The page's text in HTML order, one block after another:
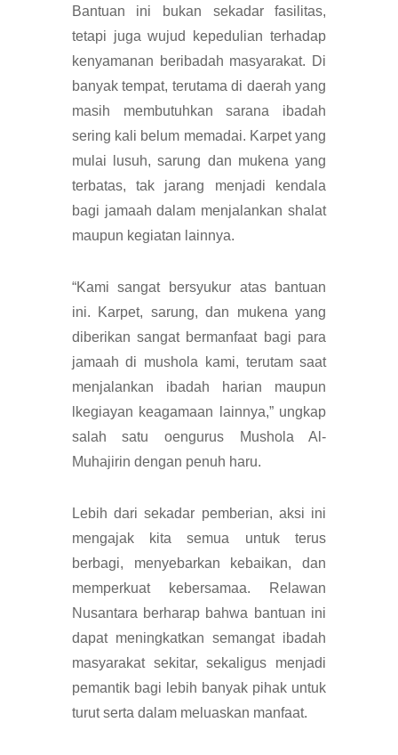
Bantuan ini bukan sekadar fasilitas,
tetapi juga wujud kepedulian terhadap
kenyamanan beribadah masyarakat. Di
banyak tempat, terutama di daerah yang
masih membutuhkan sarana ibadah
sering kali belum memadai. Karpet yang
mulai lusuh, sarung dan mukena yang
terbatas, tak jarang menjadi kendala
bagi jamaah dalam menjalankan shalat
maupun kegiatan lainnya.
“Kami sangat bersyukur atas bantuan
ini. Karpet, sarung, dan mukena yang
diberikan sangat bermanfaat bagi para
jamaah di mushola kami, terutam saat
menjalankan ibadah harian maupun
lkegiayan keagamaan lainnya,” ungkap
salah satu oengurus Mushola Al-
Muhajirin dengan penuh haru.
Lebih dari sekadar pemberian, aksi ini
mengajak kita semua untuk terus
berbagi, menyebarkan kebaikan, dan
memperkuat kebersamaa. Relawan
Nusantara berharap bahwa bantuan ini
dapat meningkatkan semangat ibadah
masyarakat sekitar, sekaligus menjadi
pemantik bagi lebih banyak pihak untuk
turut serta dalam meluaskan manfaat.